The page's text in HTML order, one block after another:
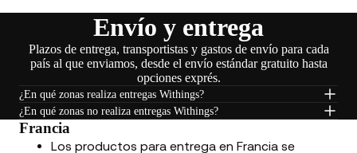
Envío y entrega
Plazos de entrega, transportistas y gastos de envío para cada
país al que enviamos, desde el envío estándar gratuito hasta
opciones exprés.
¿En qué zonas realiza entregas Withings?
¿En qué zonas no realiza entregas Withings?
Francia
Los productos para entrega en Francia se